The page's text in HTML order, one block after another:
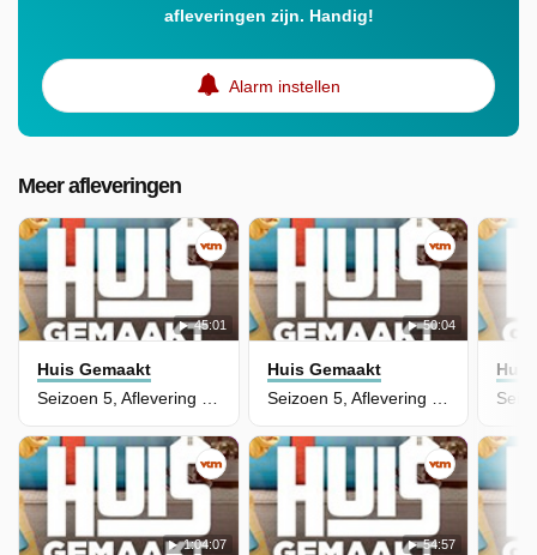
afleveringen zijn. Handig!
Alarm instellen
Meer afleveringen
45:01
Huis Gemaakt
Seizoen 5, Aflevering 30
50:04
Huis Gemaakt
Seizoen 5, Aflevering 29
1:04:07 54:57
Huis